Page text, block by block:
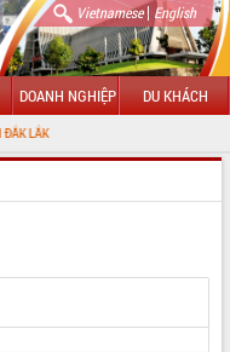
Vietnamese| English
DOANH NGHIỆP DU KHÁCH